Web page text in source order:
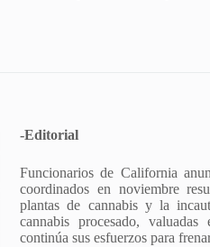
-Editorial
Funcionarios de California
coordinados en noviembre
plantas de cannabis y la
cannabis procesado,
continúa sus esfuerzos para